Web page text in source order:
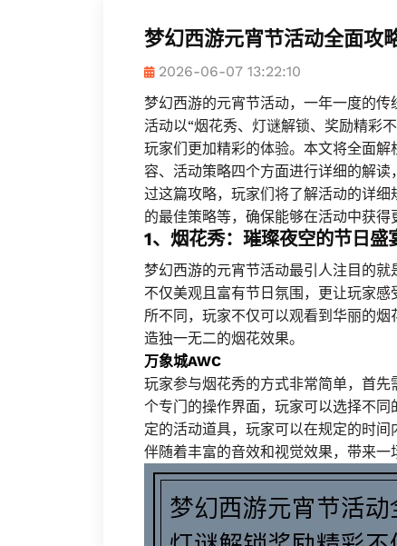
梦幻西游元宵节活动全面攻
2026-06-07 13:22:10
梦幻西游的元宵节活动，一年一度的
活动以“烟花秀、灯谜解锁、奖励精彩
玩家们更加精彩的体验。本文将全面
容、活动策略四个方面进行详细的解
过这篇攻略，玩家们将了解活动的详
的最佳策略等，确保能够在活动中获得
1、烟花秀：璀璨夜空的节日盛
梦幻西游的元宵节活动最引人注目的
不仅美观且富有节日氛围，更让玩家
所不同，玩家不仅可以观看到华丽的
造独一无二的烟花效果。
万象城AWC
玩家参与烟花秀的方式非常简单，首
个专门的操作界面，玩家可以选择不
定的活动道具，玩家可以在规定的时
伴随着丰富的音效和视觉效果，带来一